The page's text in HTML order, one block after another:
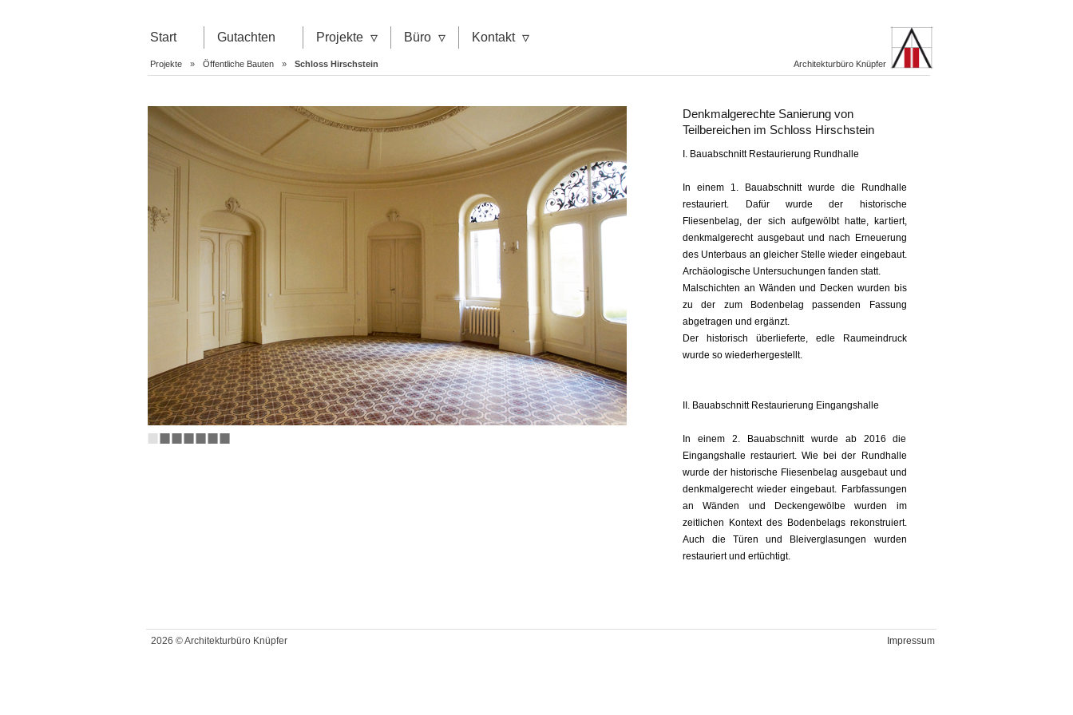
Architekturbüro Knüpfer
Start Gutachten Projekte ▿ Büro ▿ Kontakt ▿
Projekte » Öffentliche Bauten » Schloss Hirschstein
■■■■■■■
Denkmalgerechte Sanierung von
Teilbereichen im Schloss Hirschstein
I. Bauabschnitt Restaurierung Rundhalle
In einem 1. Bauabschnitt wurde die Rundhalle
restauriert. Dafür wurde der historische
Fliesenbelag, der sich aufgewölbt hatte, kartiert,
denkmalgerecht ausgebaut und nach Erneuerung
des Unterbaus an gleicher Stelle wieder eingebaut.
Archäologische Untersuchungen fanden statt.
Malschichten an Wänden und Decken wurden bis
zu der zum Bodenbelag passenden Fassung
abgetragen und ergänzt.
Der historisch überlieferte, edle Raumeindruck
wurde so wiederhergestellt.
II. Bauabschnitt Restaurierung Eingangshalle
In einem 2. Bauabschnitt wurde ab 2016 die
Eingangshalle restauriert. Wie bei der Rundhalle
wurde der historische Fliesenbelag ausgebaut und
denkmalgerecht wieder eingebaut. Farbfassungen
an Wänden und Deckengewölbe wurden im
zeitlichen Kontext des Bodenbelags rekonstruiert.
Auch die Türen und Bleiverglasungen wurden
restauriert und ertüchtigt.
2026 © Architekturbüro Knüpfer Impressum